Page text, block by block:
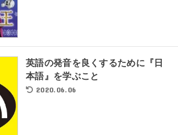
英語の発音を良くするために『日
本語』を学ぶこと
2020.06.06